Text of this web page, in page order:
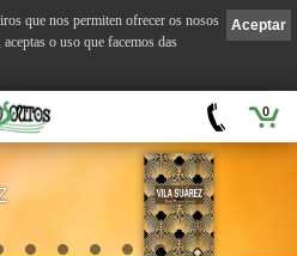
0
Aceptar
que nos permiten ofrecer os nosos
o uso que facemos das